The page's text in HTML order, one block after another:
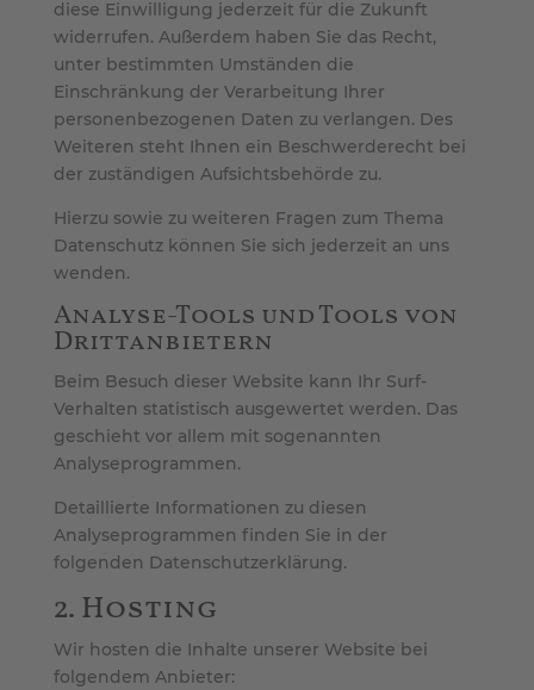
diese Einwilligung jederzeit für die Zukunft
widerrufen. Außerdem haben Sie das Recht,
unter bestimmten Umständen die
Einschränkung der Verarbeitung Ihrer
personenbezogenen Daten zu verlangen. Des
Weiteren steht Ihnen ein Beschwerderecht bei
der zuständigen Aufsichtsbehörde zu.
Hierzu sowie zu weiteren Fragen zum Thema
Datenschutz können Sie sich jederzeit an uns
wenden.
Analyse-Tools und Tools von
Dritt­anbietern
Beim Besuch dieser Website kann Ihr Surf-
Verhalten statistisch ausgewertet werden. Das
geschieht vor allem mit sogenannten
Analyseprogrammen.
Detaillierte Informationen zu diesen
Analyseprogrammen finden Sie in der
folgenden Datenschutzerklärung.
2. Hosting
Wir hosten die Inhalte unserer Website bei
folgendem Anbieter: